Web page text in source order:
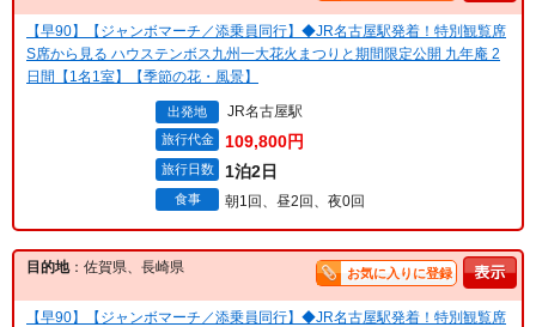
【早90】【ジャンボマーチ／添乗員同行】◆JR名古屋駅発着！特別観覧席
S席から見る ハウステンボス九州一大花火まつりと期間限定公開 九年庵 2
日間【1名1室】【季節の花・風景】
出発地 JR名古屋駅
旅行代金 109,800円
旅行日数 1泊2日
食事 朝1回、昼2回、夜0回
目的地：佐賀県、長崎県 お気に入りに登録
【早90】【ジャンボマーチ／添乗員同行】◆JR名古屋駅発着！特別観覧席